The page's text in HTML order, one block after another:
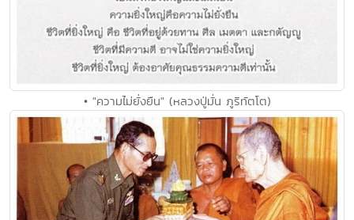
• "ความไม่ยั่งยืน" (หลวงปู่มั่น ภูริทัตโต)